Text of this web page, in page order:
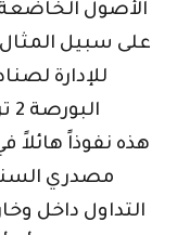
الأصول الخاضعة
على سبيل
للإدارة
مصدري
التداول داخل